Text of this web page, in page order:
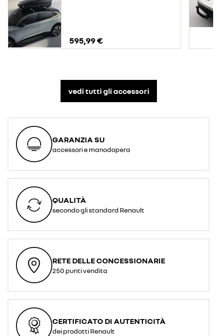
595,99 €
vedi tutti gli accessori​
GARANZIA SU
accessori e manodopera
QUALITÀ
secondo gli standard Renault
RETE DELLE CONCESSIONARIE
250 punti vendita
CERTIFICATO DI AUTENTICITÀ
dei prodotti Renault